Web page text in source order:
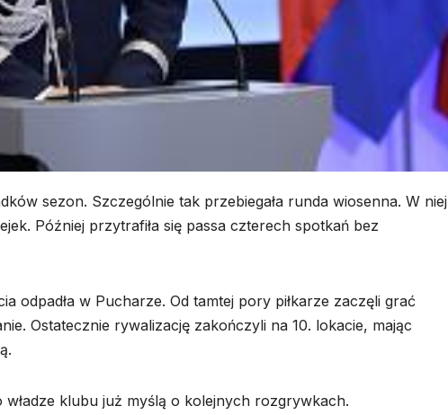
sezon. Szczególnie tak przebiegała runda wiosenna. W niej
Później przytrafiła się passa czterech spotkań bez
odpadła w Pucharze. Od tamtej pory piłkarze zaczęli grać
Ostatecznie rywalizację zakończyli na 10. lokacie, mając
klubu już myślą o kolejnych rozgrywkach.